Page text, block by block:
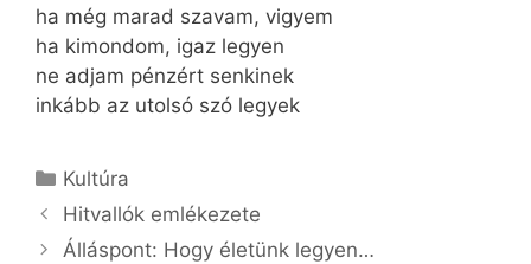
ha még marad szavam, vigyem
ha kimondom, igaz legyen
ne adjam pénzért senkinek
inkább az utolsó szó legyek
Kategória
Kultúra
Hitvallók emlékezete
Álláspont: Hogy életünk legyen…